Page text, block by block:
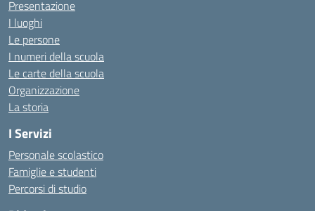
Presentazione
I luoghi
Le persone
I numeri della scuola
Le carte della scuola
Organizzazione
La storia
I Servizi
Personale scolastico
Famiglie e studenti
Percorsi di studio